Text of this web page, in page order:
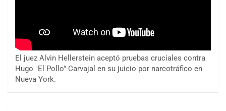
El juez Alvin Hellerstein aceptó pruebas cruciales contra
Hugo "El Pollo" Carvajal en su juicio por narcotráfico en
Nueva York.